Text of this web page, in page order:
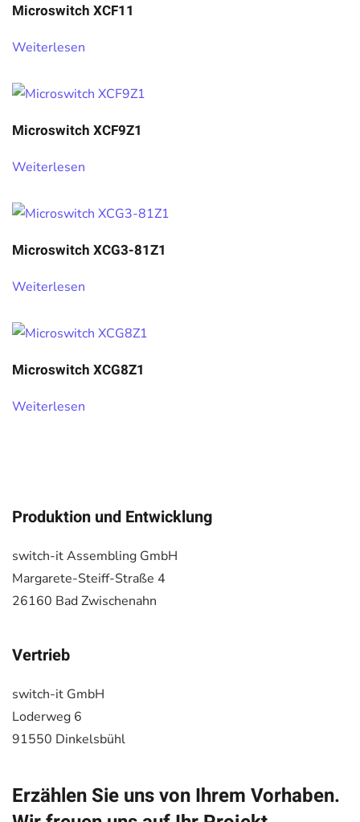
Microswitch XCF11
Weiterlesen
Microswitch XCF9Z1
Weiterlesen
Microswitch XCG3-81Z1
Weiterlesen
Microswitch XCG8Z1
Weiterlesen
Produktion und Entwicklung
switch-it Assembling GmbH
Margarete-Steiff-Straße 4
26160 Bad Zwischenahn
Vertrieb
switch-it GmbH
Loderweg 6
91550 Dinkelsbühl
Erzählen Sie uns von Ihrem Vorhaben.